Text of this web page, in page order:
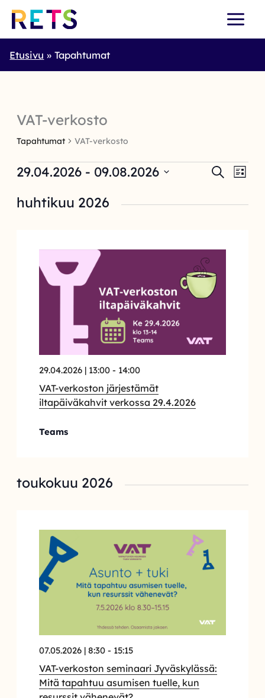
Skip
Etusivu
Tapahtumat
VAT-verkosto
Tapahtumat VAT-verkosto
Tapahtumat
Tapahtumat
Etsi Lista
29.04.2026 - 09.08.2026
päivä.
huhtikuu 2026
VAT-verkoston järjestämät
iltapäiväkahvit verkossa 29.4.2026
29.04.2026 | 13:00- 14:00
Teams
toukokuu 2026
VAT-verkoston seminaari Jyväskylässä:
Mitä tapahtuu asumisen tuelle, kun
07.05.2026 | 8:30- 15:15